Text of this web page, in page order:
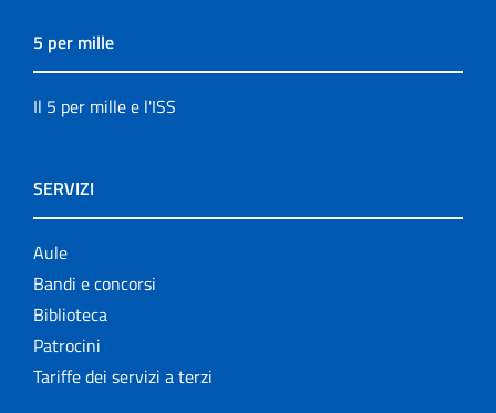
5 per mille
Il 5 per mille e l'ISS
SERVIZI
Aule
Bandi e concorsi
Biblioteca
Patrocini
Tariffe dei servizi a terzi